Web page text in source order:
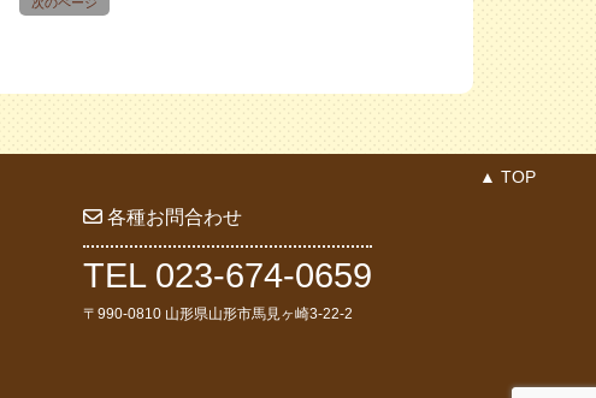
▲ TOP
各種お問合わせ
TEL 023-674-0659
〒990-0810 山形県山形市馬見ヶ崎3-22-2